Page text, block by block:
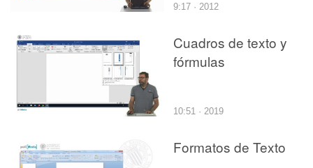
9:17 · 2012
Cuadros de texto y
fórmulas
10:51 · 2019
Formatos de Texto